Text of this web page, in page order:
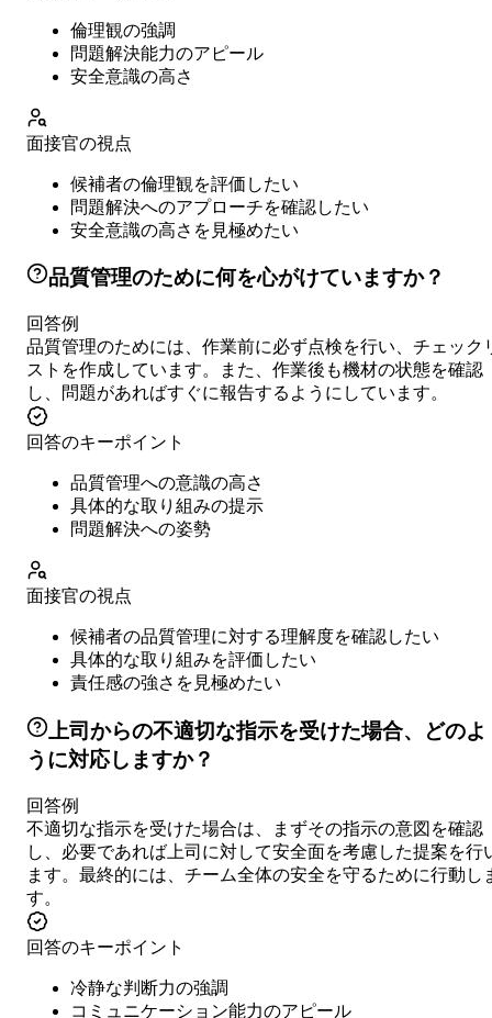
倫理観の強調
問題解決能力のアピール
安全意識の高さ
面接官の視点
候補者の倫理観を評価したい
問題解決へのアプローチを確認したい
安全意識の高さを見極めたい
品質管理のために何を心がけていますか？
回答例
品質管理のためには、作業前に必ず点検を行い、チェック
ストを作成しています。また、作業後も機材の状態を確認
し、問題があればすぐに報告するようにしています。
回答のキーポイント
品質管理への意識の高さ
具体的な取り組みの提示
問題解決への姿勢
面接官の視点
候補者の品質管理に対する理解度を確認したい
具体的な取り組みを評価したい
責任感の強さを見極めたい
上司からの不適切な指示を受けた場合、どのよ
うに対応しますか？
回答例
不適切な指示を受けた場合は、まずその指示の意図を確認
し、必要であれば上司に対して安全面を考慮した提案を行
ます。最終的には、チーム全体の安全を守るために行動し
す。
回答のキーポイント
冷静な判断力の強調
コミュニケーション能力のアピール